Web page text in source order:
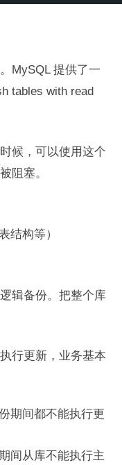
MySQL 提供了一
tables with read
候，可以使用这个
阻塞。
结构等）
辑备份。把整个库
行更新，业务基本
期间都不能执行更
间从库不能执行主